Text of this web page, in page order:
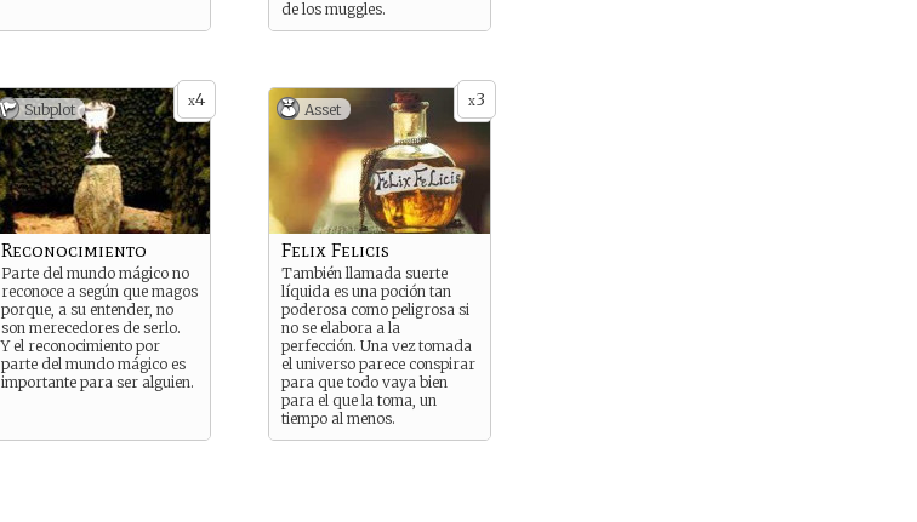
de los muggles.
x4
Subplot
Reconocimiento
Parte del mundo mágico no
reconoce a según que magos
porque, a su entender, no
son merecedores de serlo.
Y el reconocimiento por
parte del mundo mágico es
importante para ser alguien.
x3
Asset
Felix Felicis
También llamada suerte
líquida es una poción tan
poderosa como peligrosa si
no se elabora a la
perfección. Una vez tomada
el universo parece conspirar
para que todo vaya bien
para el que la toma, un
tiempo al menos.